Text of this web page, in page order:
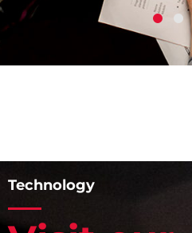
Technology